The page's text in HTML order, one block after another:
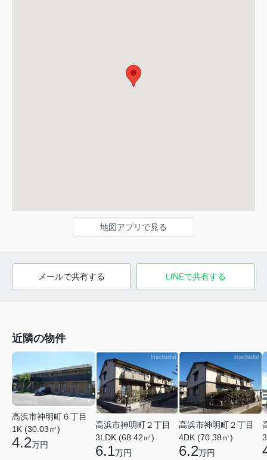
地図アプリで見る
メールで共有する LINEで共有する
近隣の物件
高浜市神明町６丁目
1K (30.03㎡)
4.2万円
高浜市神明町２丁目
3LDK (68.42㎡)
6.1万円
高浜市神明町２丁目
4DK (70.38㎡)
6.2万円